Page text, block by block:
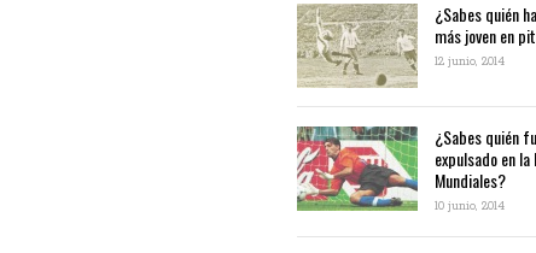
¿Sabes quién
más joven en
12 junio, 2014
¿Sabes quién
expulsado en
Mundiales?
10 junio, 2014